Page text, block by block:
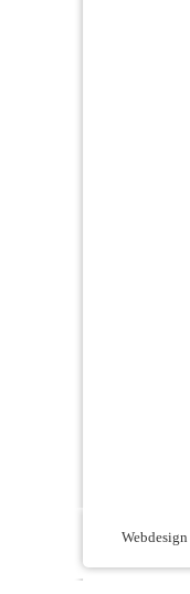
Webdesign